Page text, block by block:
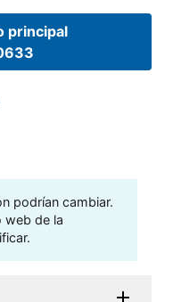
principal
podrían cambiar.
web de la